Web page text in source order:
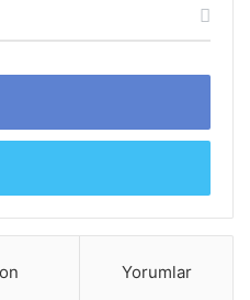
workers are
Yorumlar